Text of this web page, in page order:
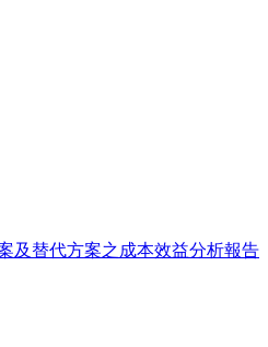
及替代方案之成本效益分析報告